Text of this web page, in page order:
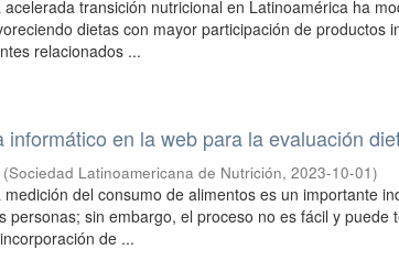
acelerada transición nutricional en Latinoamérica ha
dietas con mayor participación de productos
relacionados ...
informático en la web para la evaluación
(Sociedad Latinoamericana de Nutrición,2023-10-01)
del consumo de alimentos es un importante
personas; sin embargo, el proceso no es fácil y puede
de ...